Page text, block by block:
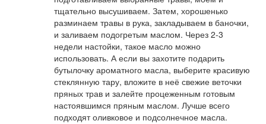
тщательно высушиваем. Затем, хорошенько
разминаем травы в рука, закладываем в баночки,
и заливаем подогретым маслом. Через 2-3
недели настойки, такое масло можно
использовать. А если вы захотите подарить
бутылочку ароматного масла, выберите красивую
стеклянную тару, вложите в неё свежие веточки
пряных трав и залейте процеженным готовым
настоявшимся пряным маслом. Лучше всего
подходят оливковое и подсолнечное масла.